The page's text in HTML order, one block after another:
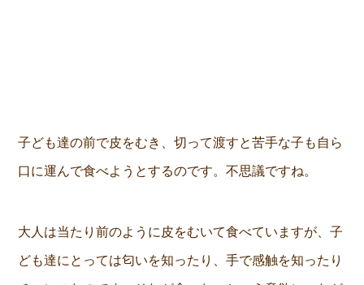
子ども達の前で皮をむき、切って渡すと苦手な子も自ら
口に運んで食べようとするのです。不思議ですね。
大人は当たり前のように皮をむいて食べていますが、子
ども達にとっては匂いを知ったり、手で感触を知ったり